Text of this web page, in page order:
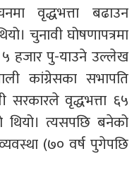
वृद्धभत्ता बढाउन
चुनावी घोषणापत्रमा
हजार पु-याउने उल्लेख
कांग्रेसका सभापति
सरकारले वृद्धभत्ता ६५
थियो। त्यसपछि बनेको
(७० वर्ष पुगेपछि